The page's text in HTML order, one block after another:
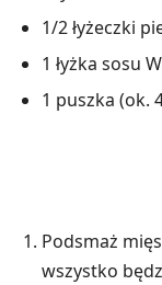
1/2 łyżeczki
1 łyżka sosu
1 puszka (ok.
Podsmaż
wszystko